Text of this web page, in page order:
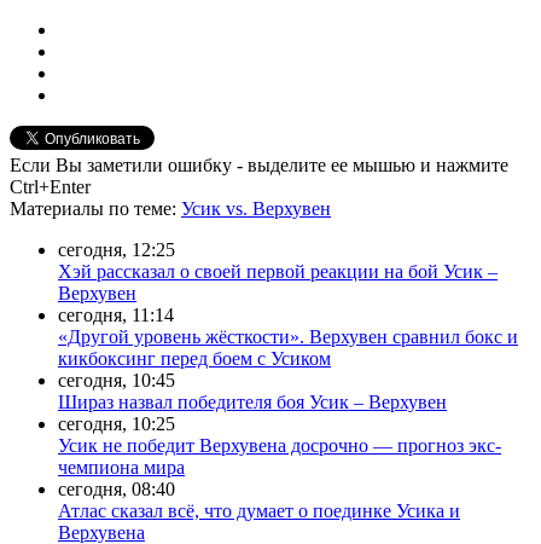
Если Вы заметили ошибку - выделите ее мышью и нажмите
Ctrl+Enter
Материалы по теме: Усик vs. Верхувен
сегодня, 12:25
Хэй рассказал о своей первой реакции на бой Усик –
Верхувен
сегодня, 11:14
«Другой уровень жёсткости». Верхувен сравнил бокс и
кикбоксинг перед боем с Усиком
сегодня, 10:45
Шираз назвал победителя боя Усик – Верхувен
сегодня, 10:25
Усик не победит Верхувена досрочно — прогноз экс-
чемпиона мира
сегодня, 08:40
Атлас сказал всё, что думает о поединке Усика и
Верхувена